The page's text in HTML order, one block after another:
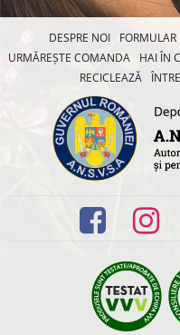
DESPRE NOI FORMULAR
URMĂREȘTE COMANDA
HAI ÎN
RECICLEAZĂ